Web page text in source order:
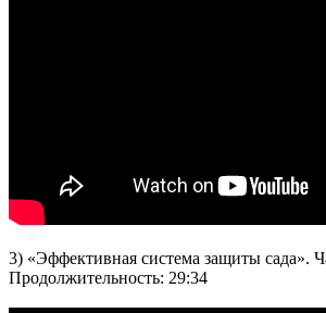
3) «Эффективная система защиты сада».
Продолжительность: 29:34